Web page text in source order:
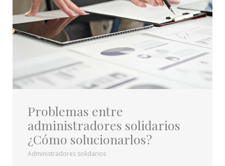
Problemas entre
administradores solidarios
¿Cómo solucionarlos?
Administradores solidarios